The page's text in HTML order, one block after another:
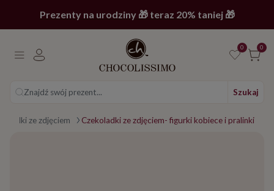
Prezenty na urodziny 🎁 teraz 20% taniej 🎁
0 0
Znajdź swój prezent... Szukaj
ze zdjęciem Czekoladki ze zdjęciem- figurki kobiece i pralinki